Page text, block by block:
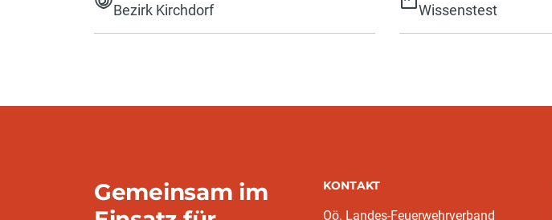
Bezirk Kirchdorf
Wissenstest
Gemeinsam im
KONTAKT
Oö. Landes-Feuerwehrverband